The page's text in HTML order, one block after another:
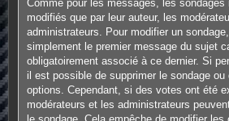
Comme pour les messages, les sondages
modifiés que par leur auteur, les
administrateurs. Pour modifier un
simplement le premier message du sujet
obligatoirement associé à ce dernier. Si
il est possible de supprimer le sondage ou
options. Cependant, si des votes ont été
modérateurs et les administrateurs
le sondage. Cela empêche de modifier les